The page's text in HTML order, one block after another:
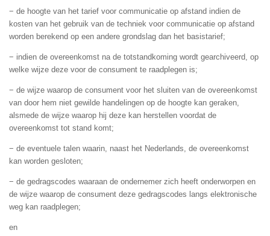
− de hoogte van het tarief voor communicatie op afstand indien de
kosten van het gebruik van de techniek voor communicatie op afstand
worden berekend op een andere grondslag dan het basistarief;
− indien de overeenkomst na de totstandkoming wordt gearchiveerd, op
welke wijze deze voor de consument te raadplegen is;
− de wijze waarop de consument voor het sluiten van de overeenkomst
van door hem niet gewilde handelingen op de hoogte kan geraken,
alsmede de wijze waarop hij deze kan herstellen voordat de
overeenkomst tot stand komt;
− de eventuele talen waarin, naast het Nederlands, de overeenkomst
kan worden gesloten;
− de gedragscodes waaraan de ondernemer zich heeft onderworpen en
de wijze waarop de consument deze gedragscodes langs elektronische
weg kan raadplegen;
en